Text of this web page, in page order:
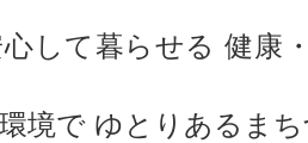
して暮らせる 健康
境で ゆとりあるま